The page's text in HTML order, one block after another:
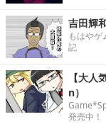
吉田輝
もはや
記
【大
n）
発売中！